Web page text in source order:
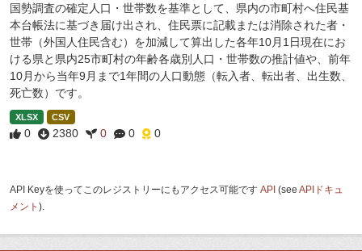
国勢調査の確定人口・世帯数を基準として、県内の市町村へ住民基
本台帳法に基づき届け出され、住民票に記載または消除された者・
世帯（外国人住民含む）を加減して算出した各年10月1日現在にお
ける県と県内25市町村の年齢各歳別人口・世帯数の推計値や、前年
10月から当年9月まで1年間の人口動態（転入者、転出者、出生数、
死亡数）です。
XLSX CSV
0 2380 0 0 0
API Keyを使ってこのレジストリーにもアクセス可能です API (see APIドキュ
メント ).